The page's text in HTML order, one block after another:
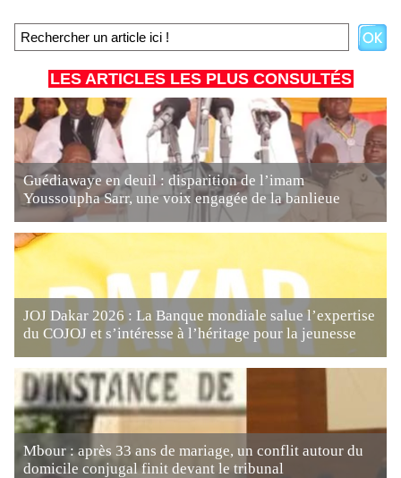
LES ARTICLES LES PLUS CONSULTÉS
Guédiawaye en deuil : disparition de l’imam
Youssoupha Sarr, une voix engagée de la banlieue
JOJ Dakar 2026 : La Banque mondiale salue l’expertise
du COJOJ et s’intéresse à l’héritage pour la jeunesse
Mbour : après 33 ans de mariage, un conflit autour du
domicile conjugal finit devant le tribunal